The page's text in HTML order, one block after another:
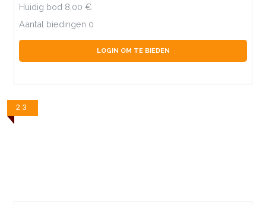
Huidig bod 8,00
Aantal biedingen 0
LOGIN OM TE BIEDEN
23